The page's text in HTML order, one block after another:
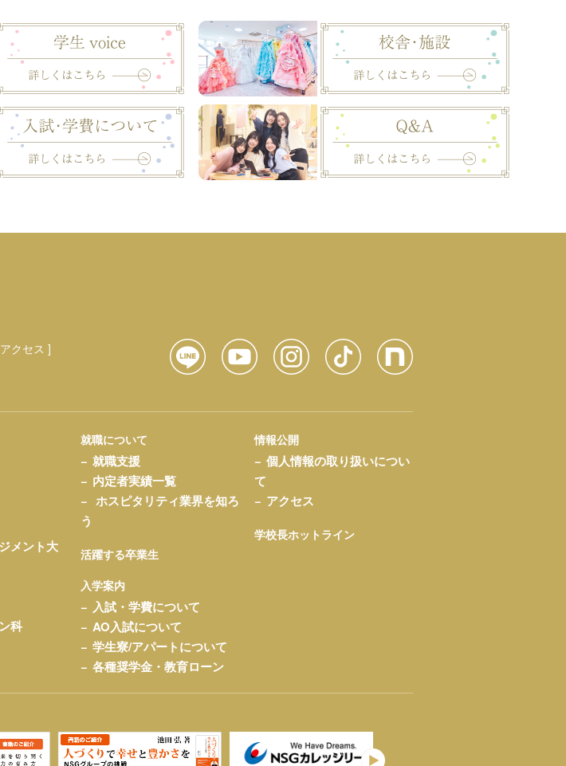
クセス ]
メント大
科
就職について
就職支援
内定者実績一覧
ホスピタリティ業界を知ろ
う
活躍する卒業生
入学案内
入試・学費について
AO入試について
学生寮/アパートについて
各種奨学金・教育ローン
情報公開
個人情報の取り扱いについ
て
アクセス
学校長ホットライン